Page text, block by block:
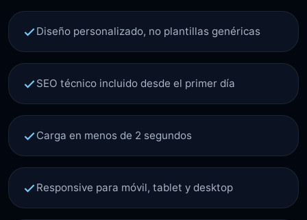
Diseño personalizado, no plantillas genéricas
SEO técnico incluido desde el primer día
Carga en menos de 2 segundos
Responsive para móvil, tablet y desktop